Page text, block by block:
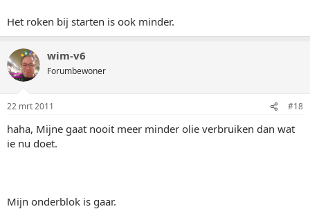
Het roken bij starten is ook minder.
wim-v6
Forumbewoner
22 mrt 2011 #18
haha, Mijne gaat nooit meer minder olie verbruiken dan wat
ie nu doet.
Mijn onderblok is gaar.